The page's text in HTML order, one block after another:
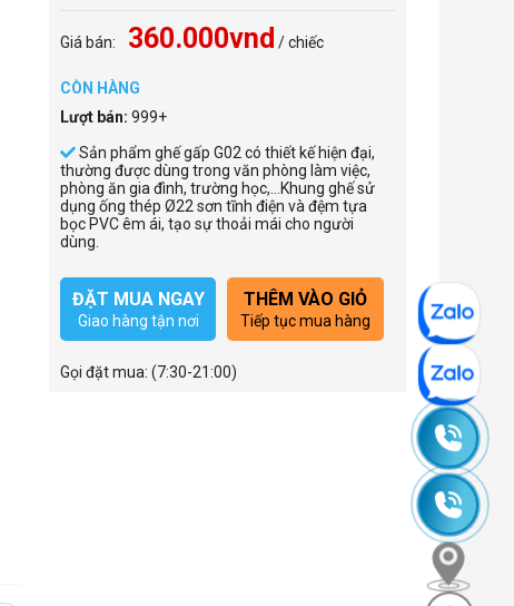
Giá bán: 360.000vnd / chiếc
CÒN HÀNG
Lượt bán: 999+
Sản phẩm ghế gấp G02 có thiết kế hiện đại,
thường được dùng trong văn phòng làm việc,
phòng ăn gia đình, trường học,…Khung ghế sử
dụng ống thép Ø22 sơn tĩnh điện và đệm tựa
bọc PVC êm ái, tạo sự thoải mái cho người
dùng.
ĐẶT MUA NGAY
Giao hàng tận nơi
THÊM VÀO GIỎ
Tiếp tục mua hàng
Gọi đặt mua: (7:30-21:00)
0965
245
630
0985
635